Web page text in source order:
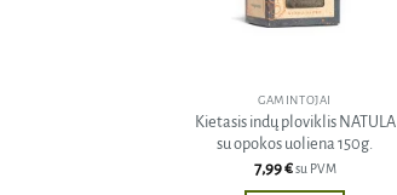
GAMINTOJAI
Kietasis indų ploviklis NATULA
su opokos uoliena 150g.
7,99€ su PVM